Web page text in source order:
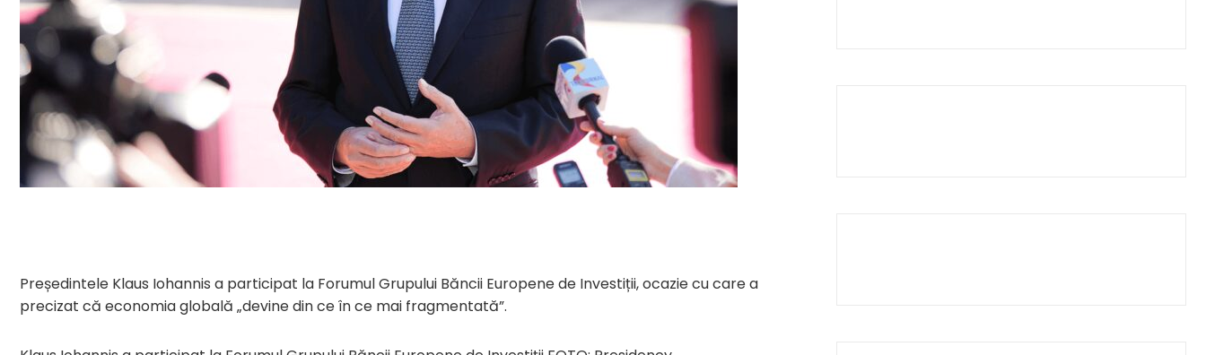
Președintele Klaus Iohannis a participat la Forumul Grupului Băncii Europene de Investiții, ocazie cu care a
precizat că economia globală „devine din ce în ce mai fragmentată”.